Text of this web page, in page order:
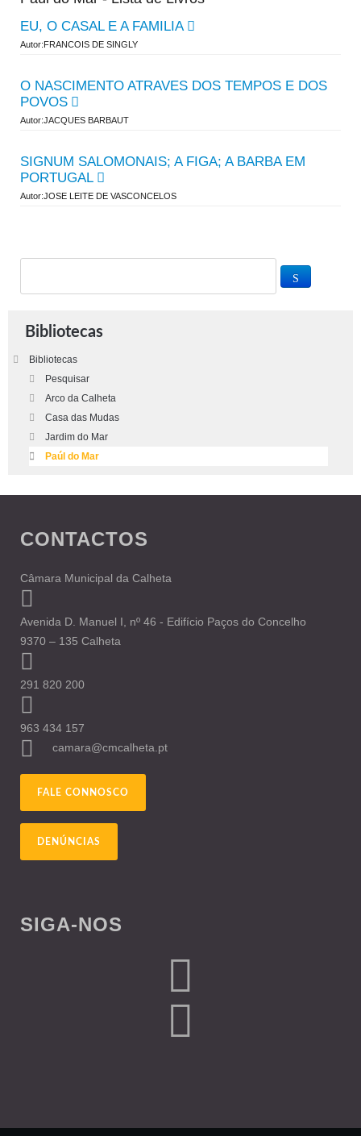
EU, O CASAL E A FAMILIA
Autor:FRANCOIS DE SINGLY
O NASCIMENTO ATRAVES DOS TEMPOS E DOS
POVOS
Autor:JACQUES BARBAUT
SIGNUM SALOMONAIS; A FIGA; A BARBA EM
PORTUGAL
Autor:JOSE LEITE DE VASCONCELOS
Bibliotecas
Bibliotecas
Pesquisar
Arco da Calheta
Casa das Mudas
Jardim do Mar
Paúl do Mar
CONTACTOS
Câmara Municipal da Calheta
Avenida D. Manuel I, nº 46 - Edifício Paços do Concelho
9370 – 135 Calheta
291 820 200
963 434 157
camara@cmcalheta.pt
FALE CONNOSCO
DENÚNCIAS
SIGA-NOS